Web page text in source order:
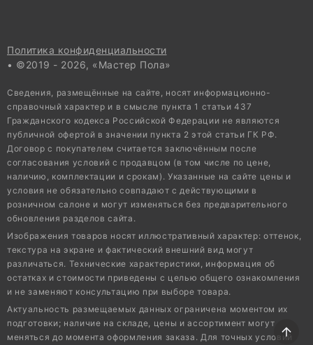
Политика конфиденциальности
• ©2019 - 2026, «Мастер Пола»
Сведения, размещённые на сайте, носят информационно-
справочный характер и в смысле пункта 1 статьи 437
Гражданского кодекса Российской Федерации не являются
публичной офертой в значении пункта 2 этой статьи ГК РФ.
Договор с покупателем считается заключённым после
согласования условий с продавцом (в том числе по цене,
наличию, комплектации и срокам). Указанные на сайте цены и
условия не обязательно совпадают с действующими в
розничном салоне и могут изменяться без предварительного
обновления разделов сайта.
Изображения товаров носят иллюстративный характер: оттенок,
текстура на экране и фактический внешний вид могут
различаться. Технические характеристики, информация об
остатках и стоимости приведены с целью общего ознакомления
и не заменяют консультацию при выборе товара.
Актуальность размещаемых данных ограничена моментом их
подготовки; наличие на складе, цены и ассортимент могут
меняться до момента оформления заказа. Для точных условий